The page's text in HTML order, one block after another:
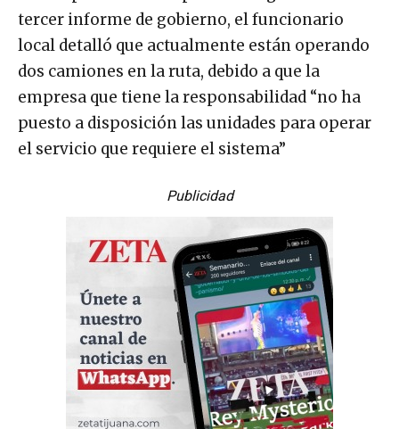
tercer informe de gobierno, el funcionario
local detalló que actualmente están operando
dos camiones en la ruta, debido a que la
empresa que tiene la responsabilidad “no ha
puesto a disposición las unidades para operar
el servicio que requiere el sistema”
Publicidad